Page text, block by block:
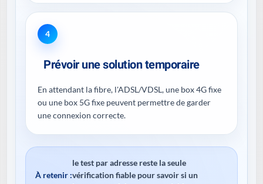
4
Prévoir une solution temporaire
En attendant la fibre, l'ADSL/VDSL, une box 4G fixe
ou une box 5G fixe peuvent permettre de garder
une connexion correcte.
À retenir :
le test par adresse reste la seule
vérification fiable pour savoir si un